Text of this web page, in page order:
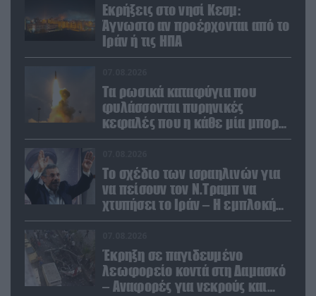
Εκρήξεις στο νησί Κεσμ:
Άγνωστο αν προέρχονται από το
Ιράν ή τις ΗΠΑ
Τα ρωσικά καταφύγια που
φυλάσσονται πυρηνικές
κεφαλές που η κάθε μία μπορεί
να καταστρέψει «μία
Το σχέδιο των ισραηλινών για
να πείσουν τον Ν.Τραμπ να
χτυπήσει το Ιράν – Η εμπλοκή
του Μ.Αχμαντινετζάντ
Έκρηξη σε παγιδευμένο
λεωφορείο κοντά στη Δαμασκό
– Αναφορές για νεκρούς και